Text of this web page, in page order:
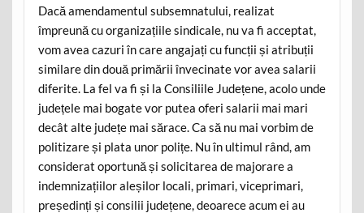
Dacă amendamentul subsemnatului, realizat
împreună cu organizațiile sindicale, nu va fi acceptat,
vom avea cazuri în care angajați cu funcții și atribuții
similare din două primării învecinate vor avea salarii
diferite. La fel va fi și la Consiliile Județene, acolo unde
județele mai bogate vor putea oferi salarii mai mari
decât alte județe mai sărace. Ca să nu mai vorbim de
politizare și plata unor polițe. Nu în ultimul rând, am
considerat oportună și solicitarea de majorare a
indemnizațiilor aleșilor locali, primari, viceprimari,
președinți și consilii județene, deoarece acum ei au